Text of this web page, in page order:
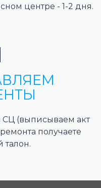
центре - 1-2 дня.
СЦ (выписываем акт
получаете
талон.